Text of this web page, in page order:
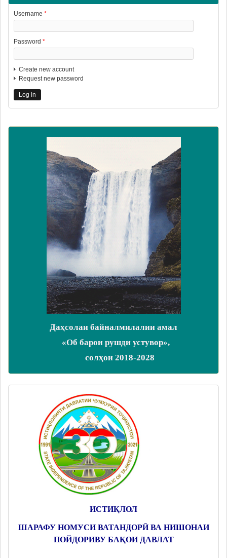
Username *
Password *
Create new account
Request new password
Даҳсолаи байналмилалии амал
«Об барои рушди устувор»,
солҳои 2018-2028
ИСТИҚЛОЛ
ШАРАФУ НОМУСИ ВАТАНДОРӢ ВА НИШОНАИ
ПОЙДОРИВУ БАҚОИ ДАВЛАТ